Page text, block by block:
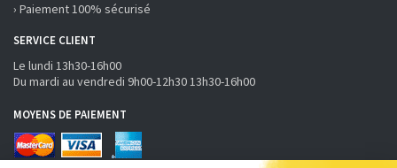
› Paiement 100% sécurisé
SERVICE CLIENT
Le lundi 13h30-16h00
Du mardi au vendredi 9h00-12h30 13h30-16h00
MOYENS DE PAIEMENT